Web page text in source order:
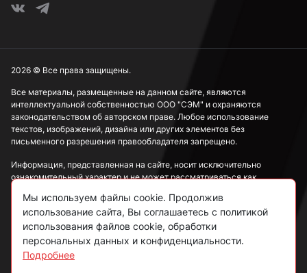
Все материалы, размещенные на данном сайте, являются
интеллектуальной собственностью ООО "СЭМ" и охраняются
законодательством об авторском праве. Любое использование
текстов, изображений, дизайна или других элементов без
письменного разрешения правообладателя запрещено.
Информация, представленная на сайте, носит исключительно
ознакомительный характер и не может рассматриваться как
Политика конфиденциальности
Согласие на обработку данных
2026 © Все права защищены.
Мы используем файлы cookie. Продолжив
использование сайта, Вы соглашаетесь с политикой
использования файлов cookie, обработки
персональных данных и конфиденциальности.
Подробнее